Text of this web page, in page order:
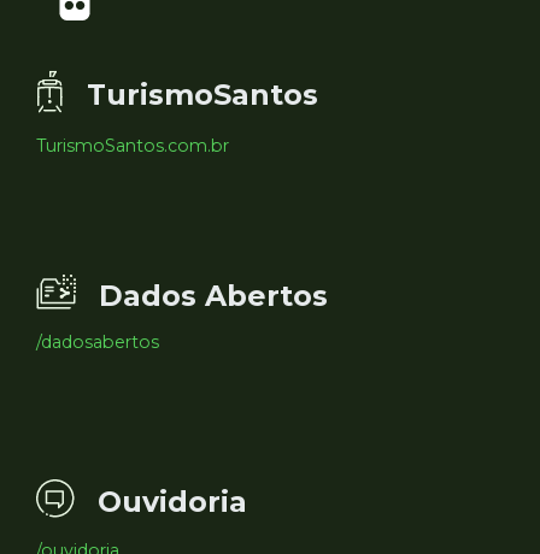
TurismoSantos
TurismoSantos.com.br
Dados Abertos
/dadosabertos
Ouvidoria